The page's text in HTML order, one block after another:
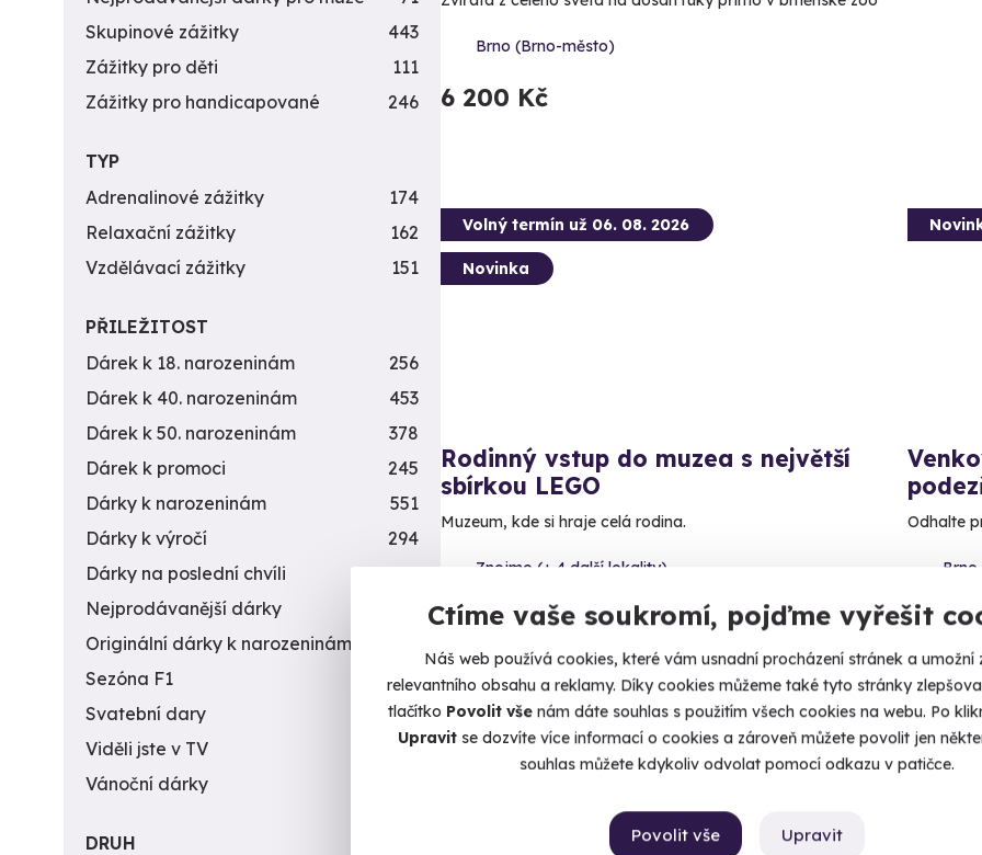
Ctíme vaše soukromí, pojďme vyřešit
Náš web používá cookies, které vám usnadní procházení stránek a umožní
relevantního obsahu a reklamy. Díky cookies můžeme také tyto stránky
tlačítko Povolit vše nám dáte souhlas s použitím všech cookies na webu. Po
Upravitse dozvíte více informací o cookies a zároveň můžete povolit jen
souhlas můžete kdykoliv odvolat pomocí odkazu v patičce.
Upravit
Povolit vše
Brno (Brno-město)
6 200 Kč
Volný termín už 06. 08. 2026
Novinka
Rodinný vstup do muzea s největší
sbírkou LEGO
Muzeum, kde si hraje celá rodina.
Znojmo (+ 4 další lokality)
620 Kč
Odhalte
1 190
Volný termín už 07. 08. 2026 Volný
Skupinové zážitky
443
Zážitky pro děti
111
Zážitky pro handicapované
246
TYP
Adrenalinové zážitky
174
Relaxační zážitky
162
Vzdělávací zážitky
151
PŘILEŽITOST
Dárek k 18. narozeninám
256
Dárek k 40. narozeninám
453
Dárek k 50. narozeninám
378
Dárek k promoci
245
Dárky k narozeninám
551
Dárky k výročí
294
Dárky na poslední chvíli
450
Nejprodávanější dárky
Originální dárky k narozeninám
Sezóna F1
4
Svatební dary
196
Viděli jste v TV
31
Vánoční dárky
DRUH